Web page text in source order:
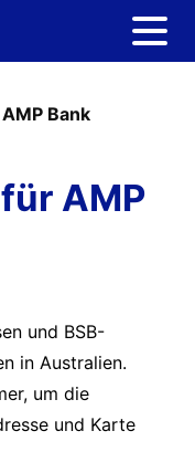
AMP Bank
AMP
und BSB-
in Australien.
um die
und Karte